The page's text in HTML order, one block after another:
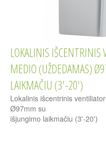
LOKALINIS IŠCENTRINIS
MEDIO (UŽDEDAMAS)
LAIKMAČIU (3'-20')
Lokalinis išcentrinis
Ø97mm su
išjungimo laikmačiu (3'-20')